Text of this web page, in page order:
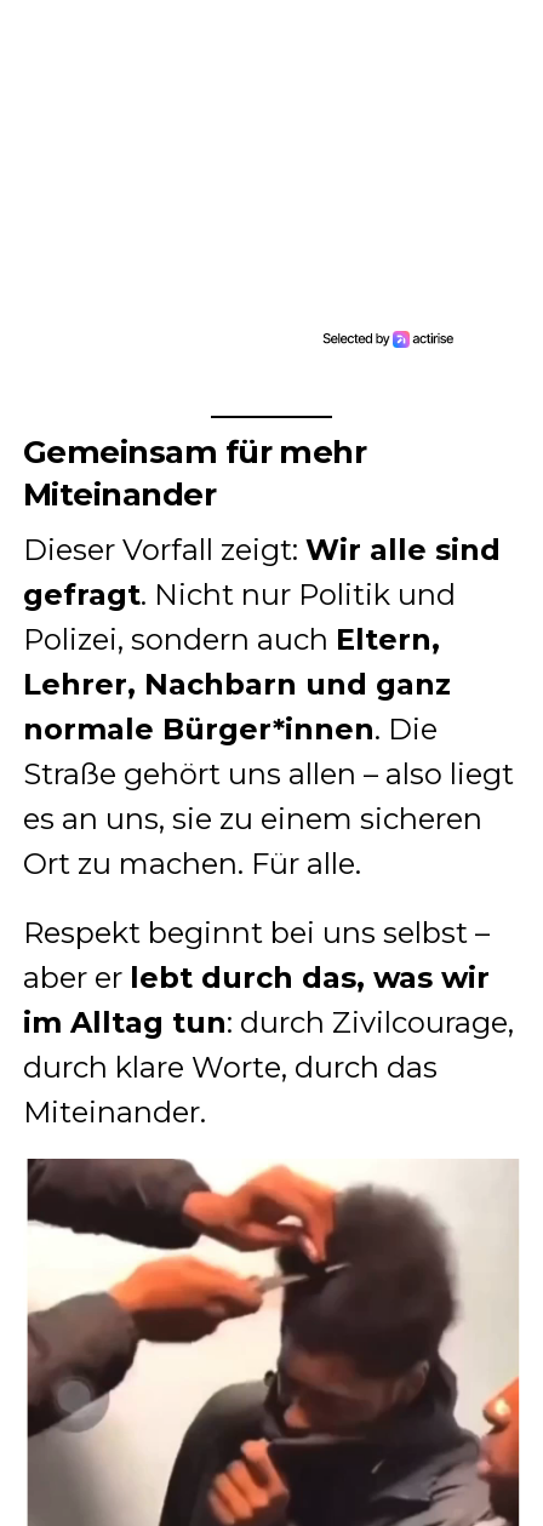
Gemeinsam für mehr
Miteinander
Dieser Vorfall zeigt: Wir alle sind
gefragt. Nicht nur Politik und
Polizei, sondern auch Eltern,
Lehrer, Nachbarn und ganz
normale Bürger*innen. Die
Straße gehört uns allen – also liegt
es an uns, sie zu einem sicheren
Ort zu machen. Für alle.
Respekt beginnt bei uns selbst –
aber er lebt durch das, was wir
im Alltag tun: durch Zivilcourage,
durch klare Worte, durch das
Miteinander.